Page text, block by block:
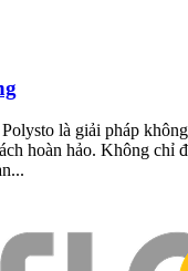
là giải pháp
hoàn hảo. Không chỉ